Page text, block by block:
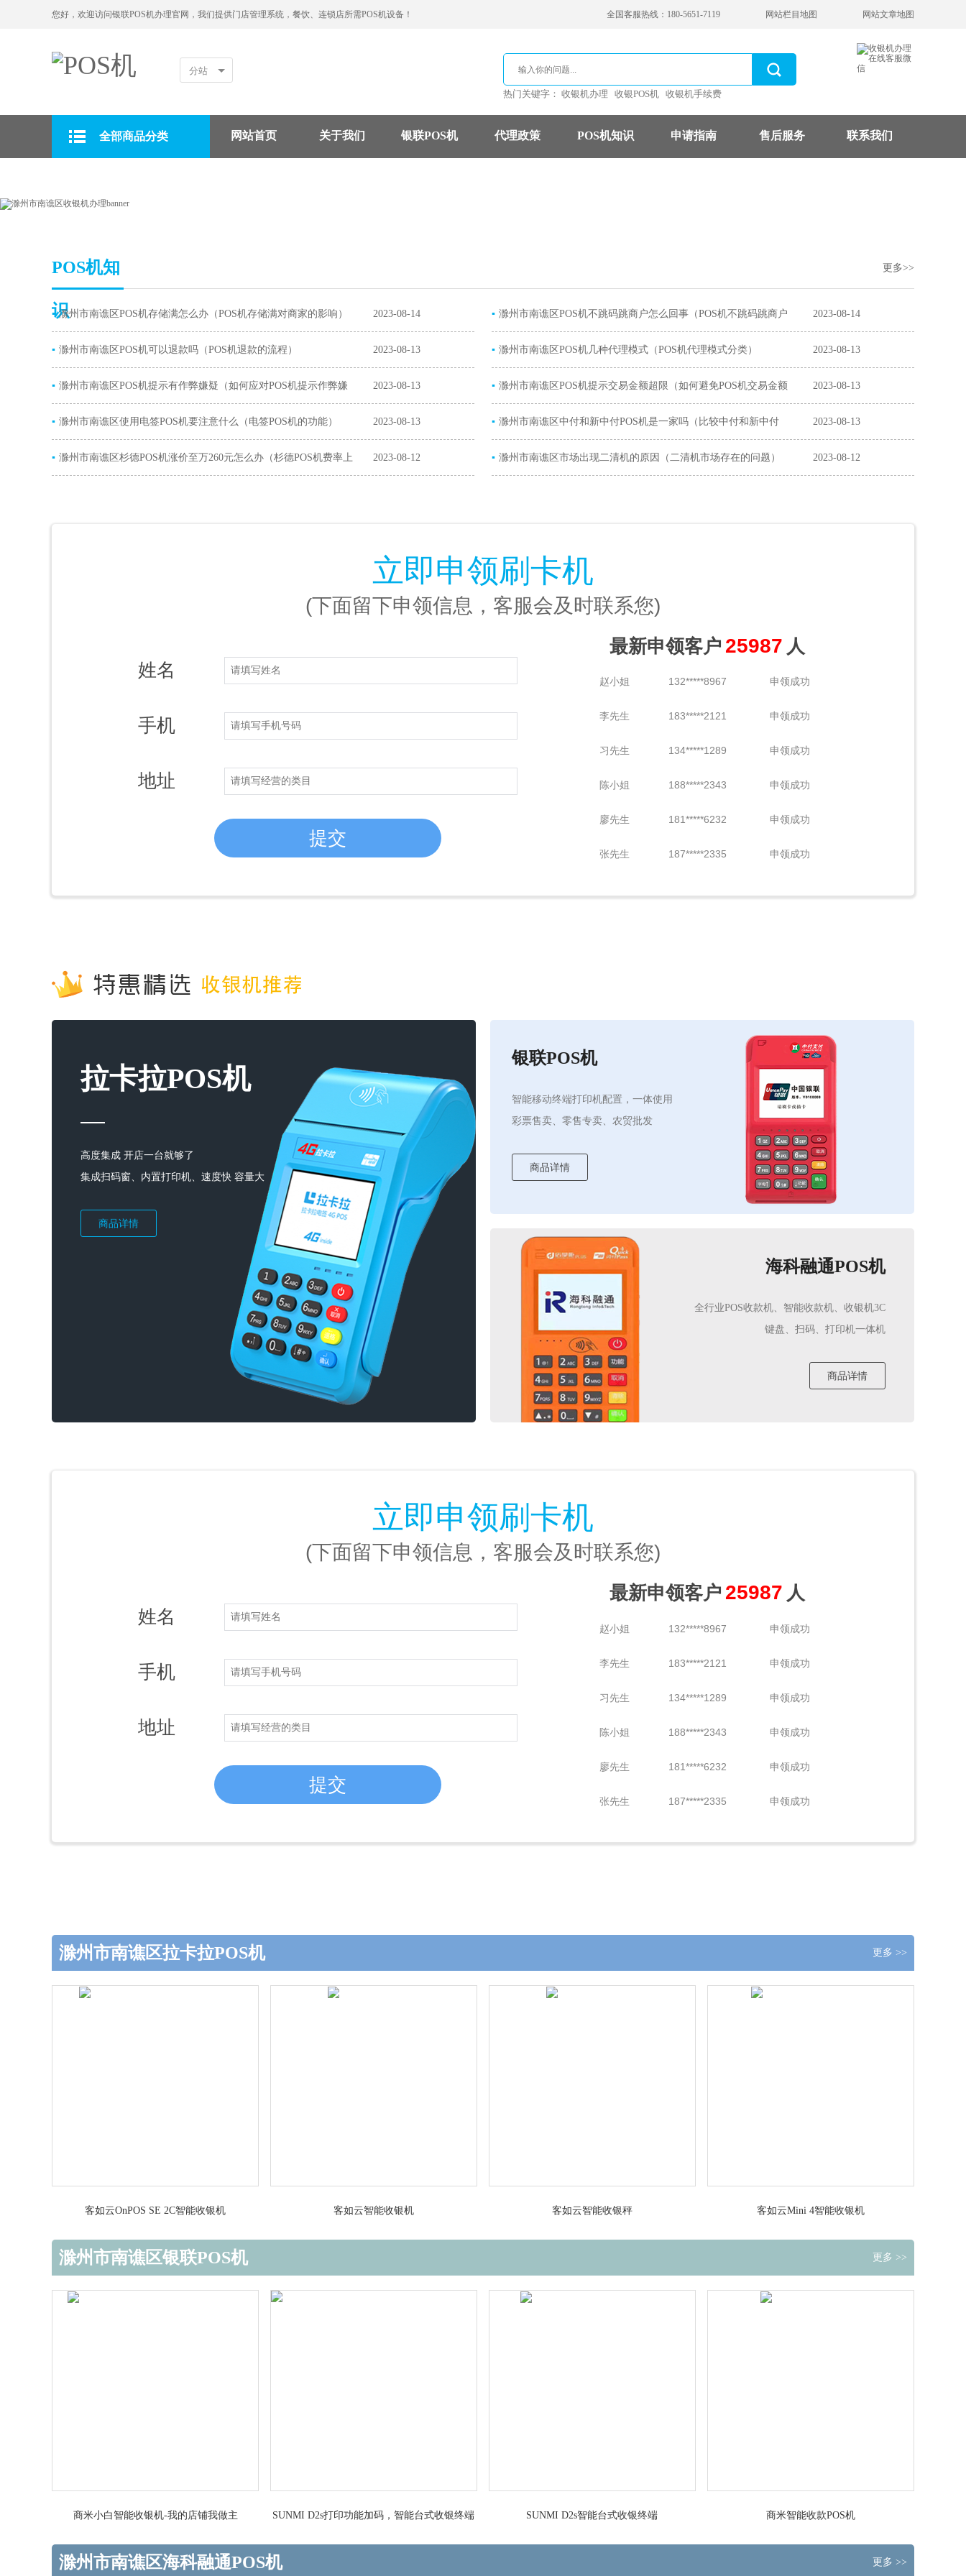
您好，欢迎访问银联POS机办理官网，我们提供门店管理系统，餐饮、连锁店所需POS机设备！ 全国客服热线：180-5651-7119 网站栏目地图 网站文章地图
分站
热门关键字： 收银机办理 收银POS机 收银机手续费
全部商品分类 网站首页 关于我们 银联POS机 代理政策 POS机知识 申请指南 售后服务 联系我们
POS机知
识
更多>>
▪ 滁州市南谯区POS机存储满怎么办（POS机存储满对商家的影响） 2023-08-14 ▪ 滁州市南谯区POS机不跳码跳商户怎么回事（POS机不跳码跳商户
解决办法）
2023-08-14
▪ 滁州市南谯区POS机可以退款吗（POS机退款的流程） 2023-08-13 ▪ 滁州市南谯区POS机几种代理模式（POS机代理模式分类） 2023-08-13
▪ 滁州市南谯区POS机提示有作弊嫌疑（如何应对POS机提示作弊嫌
疑）
2023-08-13 ▪ 滁州市南谯区POS机提示交易金额超限（如何避免POS机交易金额
超限）
2023-08-13
▪ 滁州市南谯区使用电签POS机要注意什么（电签POS机的功能） 2023-08-13 ▪ 滁州市南谯区中付和新中付POS机是一家吗（比较中付和新中付
POS机）
2023-08-13
▪ 滁州市南谯区杉德POS机涨价至万260元怎么办（杉德POS机费率上 2023-08-12 ▪ 滁州市南谯区市场出现二清机的原因（二清机市场存在的问题） 2023-08-12
拉卡拉POS机
高度集成 开店一台就够了
集成扫码窗、内置打印机、速度快 容量大
商品详情
银联POS机
智能移动终端打印机配置，一体使用
彩票售卖、零售专卖、农贸批发
商品详情
海科融通POS机
全行业POS收款机、智能收款机、收银机3C
键盘、扫码、打印机一体机
商品详情
滁州市南谯区拉卡拉POS机 更多 >>
客如云OnPOS SE 2C智能收银机 客如云智能收银机 客如云智能收银秤 客如云Mini 4智能收银机
滁州市南谯区银联POS机 更多 >>
商米小白智能收银机-我的店铺我做主 SUNMI D2s打印功能加码，智能台式收银终端 SUNMI D2s智能台式收银终端 商米智能收款POS机
滁州市南谯区海科融通POS机 更多 >>